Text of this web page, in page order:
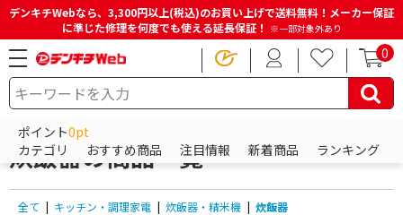
デンキチWebなら、3,300円以上(税込)のお買い上げで送料無料！メーカー保証
に準じた修理を何度でも使える延長保証！ ※一部対象外あり
0
ポイント0pt
カテゴリ
おすすめ商品 注目情報 新着商品 ランキング
HOME 商品一覧ページ キッチン・調理家電
炊飯器の商品一覧
全て | キッチン・調理家電 | 炊飯器・精米機 | 炊飯器